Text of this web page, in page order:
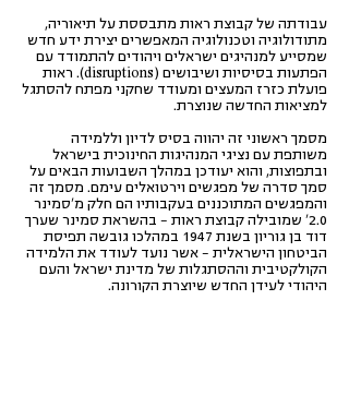
עבודתה של קבוצת ראות מתבססת על תיאוריה,
מתודולוגיה וטכנולוגיה המאפשרים יצירת ידע חדש
שמסייע למנהיגים ישראלים ויהודים להתמודד עם
הפתעות בסיסיות ושיבושים (disruptions). ראות
פועלת כזרז המעצים ומעודד שחקני מפתח להסתגל
למציאות החדשה שנוצרת.
מסמך ראשוני זה יהווה בסיס לדיון וללמידה
משותפת עם נציגי המנהיגות החינוכית בישראל
ובתפוצות, והוא יעודכן במהלך השבועות הבאים על
סמך סדרה של מפגשים וירטואלים עימם. מסמך זה
והמפגשים המתוכננים בעקבותיו הם חלק מ'סמינר
2.0' שמובילה קבוצת ראות - בהשראת סמינר שערך
דוד בן גוריון בשנת 1947 במהלכו גובשה תפיסת
הביטחון הישראלית - אשר נועד לעודד את הלמידה
הקולקטיבית וההסתגלות של מדינת ישראל והעם
היהודי לעידן החדש שיוצרת הקורונה.